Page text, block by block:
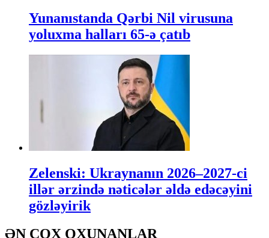
Yunanıstanda Qərbi Nil virusuna
yoluxma halları 65-ə çatıb
Zelenski: Ukraynanın 2026–2027-ci
illər ərzində nəticələr əldə edəcəyini
gözləyirik
ƏN ÇOX OXUNANLAR